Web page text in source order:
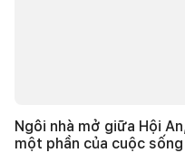
Ngôi nhà mở giữa Hội
một phần của cuộc sống